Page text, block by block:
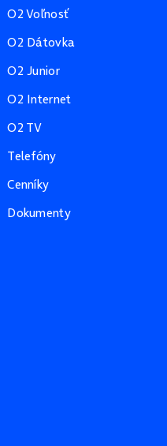
O2 Voľnosť
O2 Dátovka
O2 Junior
O2 Internet
O2 TV
Telefóny
Cenníky
Dokumenty